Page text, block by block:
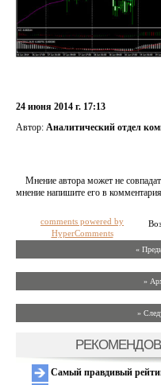
24 июня 2014 г. 17:13
Автор: Аналитический отдел
Мнение автора может не
мнение напишите его в
comments powered by
HyperComments
«
»
»
Самый правдивый